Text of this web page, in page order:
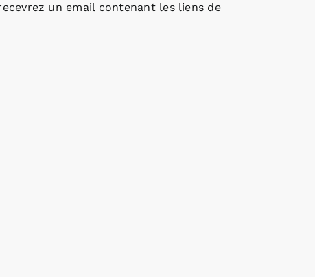
un email contenant les liens de